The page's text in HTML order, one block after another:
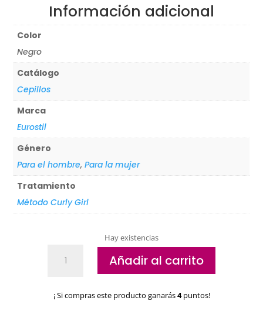
Información adicional
Color
Negro
Catálogo
Cepillos
Marca
Eurostil
Género
Para el hombre,Para la mujer
Tratamiento
Método Curly Girl
Hay existencias
plástico
cantidad
Añadir al carrito
¡ Si compras este producto ganarás4puntos!